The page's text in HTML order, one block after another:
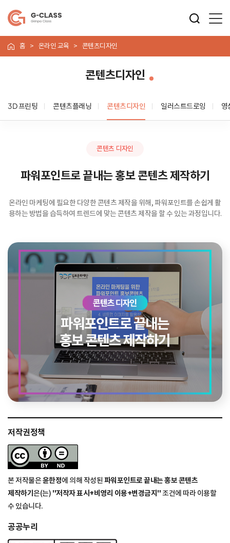
홈 온라인 교육 콘텐츠디자인
콘텐츠디자인
3D 프린팅 콘텐츠플래닝 콘텐츠디자인 일러스트드로잉 영
콘텐츠 디자인
파워포인트로 끝내는 홍보 콘텐츠 제작하기
온라인 마케팅에 필요한 다양한 콘텐츠 제작을 위해, 파워포인트를 손쉽게 활
용하는 방법을 습득하여 트렌드에 맞는 콘텐츠 제작을 할 수 있는 과정입니다.
저작권정책
본 저작물은윤한정에 의해 작성된파워포인트로 끝내는 홍보 콘텐츠
제작하기 은(는) "저작자 표시+비영리 이용+변경금지"조건에 따라 이용할
수 있습니다.
공공누리